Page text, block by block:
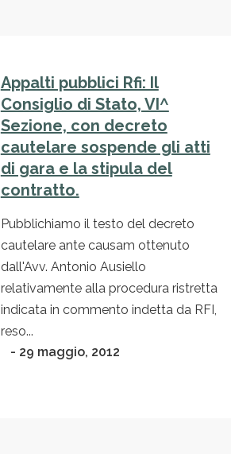
Appalti pubblici Rfi: Il
Consiglio di Stato, VI^
Sezione, con decreto
cautelare sospende gli atti
di gara e la stipula del
contratto.
Pubblichiamo il testo del decreto
cautelare ante causam ottenuto
dall'Avv. Antonio Ausiello
relativamente alla procedura ristretta
indicata in commento indetta da RFI,
reso...
- 29 maggio, 2012